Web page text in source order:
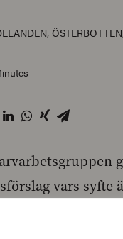
, ÖSTERBOTTEN
vars syfte